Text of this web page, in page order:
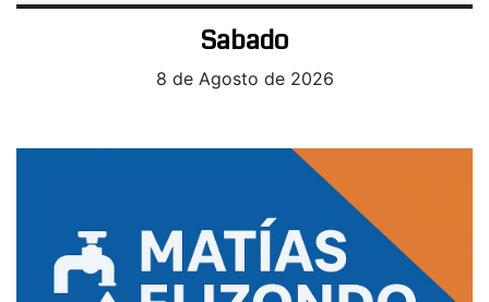
Sabado
8 de Agosto de 2026